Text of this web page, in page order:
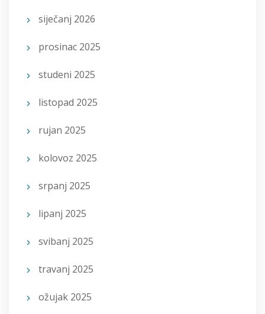
siječanj 2026
prosinac 2025
studeni 2025
listopad 2025
rujan 2025
kolovoz 2025
srpanj 2025
lipanj 2025
svibanj 2025
travanj 2025
ožujak 2025